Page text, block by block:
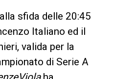
sfida delle 20:45
Italiano ed il
valida per la
di Serie A